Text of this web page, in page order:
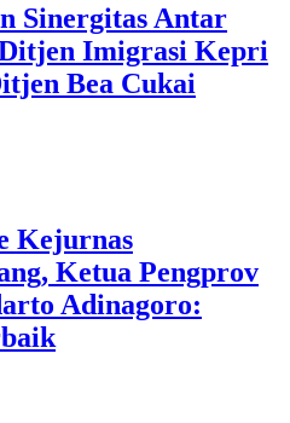
Sinergitas Antar
Imigrasi Kepri
Bea Cukai
Kejurnas
Ketua Pengprov
Adinagoro: